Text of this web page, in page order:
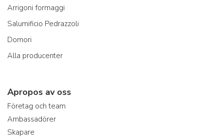
Arrigoni formaggi
Salumificio Pedrazzoli
Domori
Alla producenter
Apropos av oss
Företag och team
Ambassadörer
Skapare